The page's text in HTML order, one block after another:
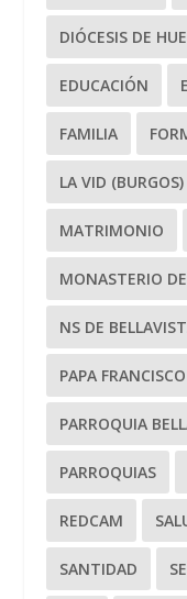
DIÓCESIS DE
EDUCACIÓN
FAMILIA
LA VID (BURGOS)
MATRIMONIO
MONASTERIO
NS DE
PAPA FRANCISCO
PARROQUIA
PARROQUIAS
REDCAM
SANTIDAD